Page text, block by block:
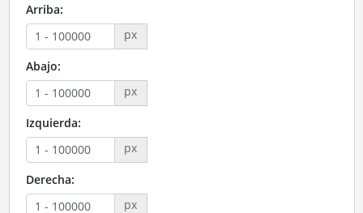
Arriba:
px
Abajo:
px
Izquierda:
px
Derecha:
px